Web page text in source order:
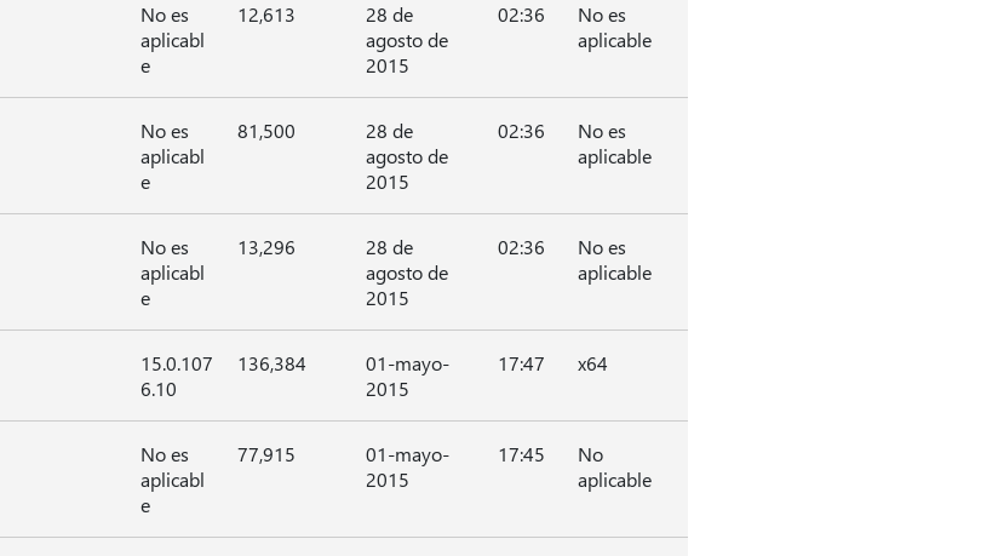
No es
aplicabl
e
12,613
28 de
agosto de
2015
02:36
No es
aplicable
No es
aplicabl
e
81,500
28 de
agosto de
2015
02:36
No es
aplicable
No es
aplicabl
e
13,296
28 de
agosto de
2015
02:36
No es
aplicable
15.0.107
6.10
136,384
01-mayo-
2015
17:47 x64
No es
aplicabl
e
77,915
01-mayo-
2015
17:45
No
aplicable